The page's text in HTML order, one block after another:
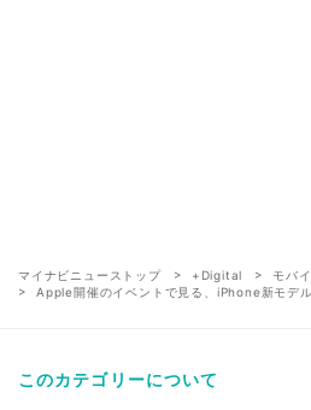
マイナビニューストップ +Digital モバ
Apple開催のイベントで見る、iPhone新モデ
このカテゴリーについて